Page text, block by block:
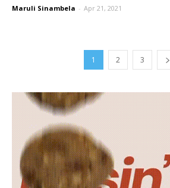
Maruli Sinambela - Apr 21, 2021
1 2 3